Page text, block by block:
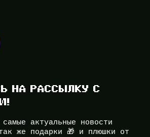
НА РАССЫЛКУ С
актуальные новости
же подарки 🎁 и плюшки от